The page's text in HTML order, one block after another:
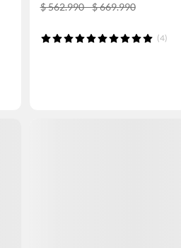
$ 562.990 - $ 669.990
(4)